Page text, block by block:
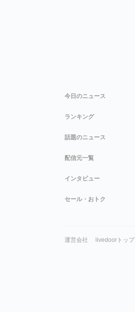
今日のニュース
ランキング
話題のニュース
配信元一覧
インタビュー
セール・おトク
運営会社 livedoorトップ